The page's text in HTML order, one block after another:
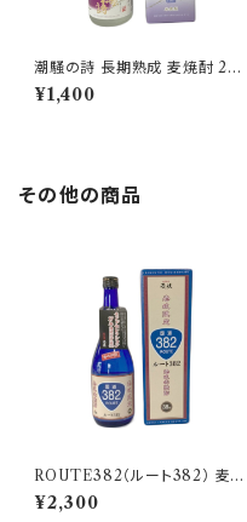
潮騒の詩 長期熟成 麦焼酎 25
度 720ml【猿川伊豆酒造】
¥1,400
その他の商品
ROUTE382（ルート382） 麦焼
酎 38度 720ml【玄海酒造】 壱
岐限定
¥2,300